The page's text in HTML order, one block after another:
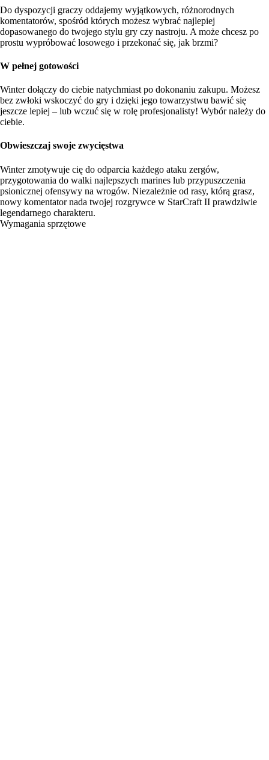
Do dyspozycji graczy oddajemy wyjątkowych, różnorodnych
komentatorów, spośród których możesz wybrać najlepiej
dopasowanego do twojego stylu gry czy nastroju. A może chcesz po
prostu wypróbować losowego i przekonać się, jak brzmi?
W pełnej gotowości
Winter dołączy do ciebie natychmiast po dokonaniu zakupu. Możesz
bez zwłoki wskoczyć do gry i dzięki jego towarzystwu bawić się
jeszcze lepiej – lub wczuć się w rolę profesjonalisty! Wybór należy do
ciebie.
Obwieszczaj swoje zwycięstwa
Winter zmotywuje cię do odparcia każdego ataku zergów,
przygotowania do walki najlepszych marines lub przypuszczenia
psionicznej ofensywy na wrogów. Niezależnie od rasy, którą grasz,
nowy komentator nada twojej rozgrywce w StarCraft II prawdziwie
legendarnego charakteru.
Wymagania sprzętowe